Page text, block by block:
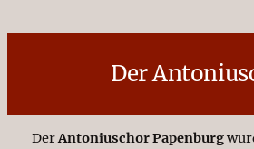
Der
DerAntoniuschor Papenburg